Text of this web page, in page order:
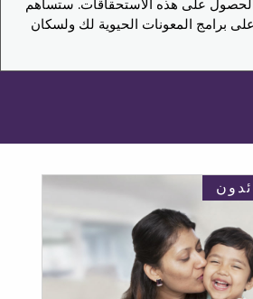
على هذه الاستحقاقات. ستساهم
برامج المعونات الحيوية لك ولسكان